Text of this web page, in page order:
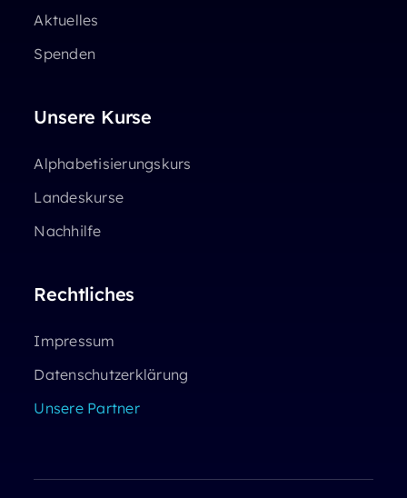
Aktuelles
Spenden
Unsere Kurse
Alphabetisierungskurs
Landeskurse
Nachhilfe
Rechtliches
Impressum
Datenschutzerklärung
Unsere Partner